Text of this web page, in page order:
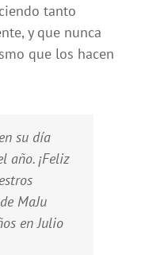
tanto
y que nunca
que los hacen
su día
año. ¡Feliz
MaJu
en Julio